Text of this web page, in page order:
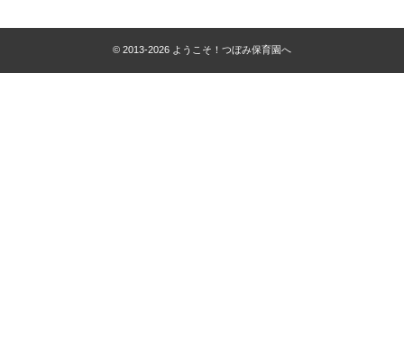
© 2013-2026 ようこそ！つぼみ保育園へ